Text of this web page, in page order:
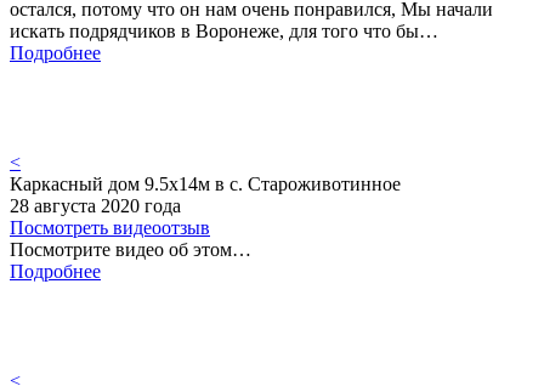
остался, потому что он нам очень понравился, Мы начали
искать подрядчиков в Воронеже, для того что бы…
Подробнее
<
Каркасный дом 9.5х14м в с. Староживотинное
28 августа 2020 года
Посмотреть видеоотзыв
Посмотрите видео об этом…
Подробнее
<